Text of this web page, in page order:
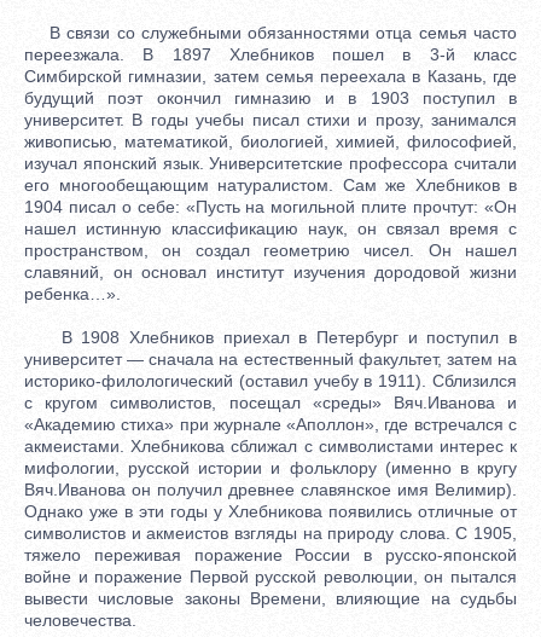
В связи со служебными обязанностями отца семья часто
переезжала. В 1897 Хлебников пошел в 3-й класс
Симбирской гимназии, затем семья переехала в Казань, где
будущий поэт окончил гимназию и в 1903 поступил в
университет. В годы учебы писал стихи и прозу, занимался
живописью, математикой, биологией, химией, философией,
изучал японский язык. Университетские профессора считали
его многообещающим натуралистом. Сам же Хлебников в
1904 писал о себе: «Пусть на могильной плите прочтут: «Он
нашел истинную классификацию наук, он связал время с
пространством, он создал геометрию чисел. Он нашел
славяний, он основал институт изучения дородовой жизни
ребенка…».
В 1908 Хлебников приехал в Петербург и поступил в
университет — сначала на естественный факультет, затем на
историко-филологический (оставил учебу в 1911). Сблизился
с кругом символистов, посещал «среды» Вяч.Иванова и
«Академию стиха» при журнале «Аполлон», где встречался с
акмеистами. Хлебникова сближал с символистами интерес к
мифологии, русской истории и фольклору (именно в кругу
Вяч.Иванова он получил древнее славянское имя Велимир).
Однако уже в эти годы у Хлебникова появились отличные от
символистов и акмеистов взгляды на природу слова. С 1905,
тяжело переживая поражение России в русско-японской
войне и поражение Первой русской революции, он пытался
вывести числовые законы Времени, влияющие на судьбы
человечества.